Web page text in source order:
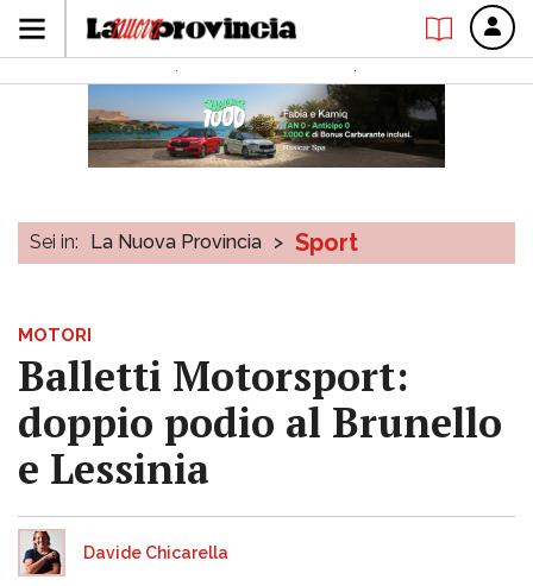
Sei in: La Nuova Provincia > Sport
MOTORI
Balletti Motorsport:
doppio podio al Brunello
e Lessinia
Davide Chicarella